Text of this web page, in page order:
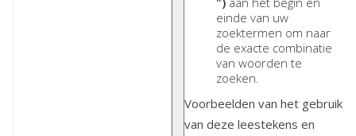
einde van uw
zoektermen om naar
de exacte combinatie
van woorden te
zoeken.
Voorbeelden van het gebruik
van deze leestekens en